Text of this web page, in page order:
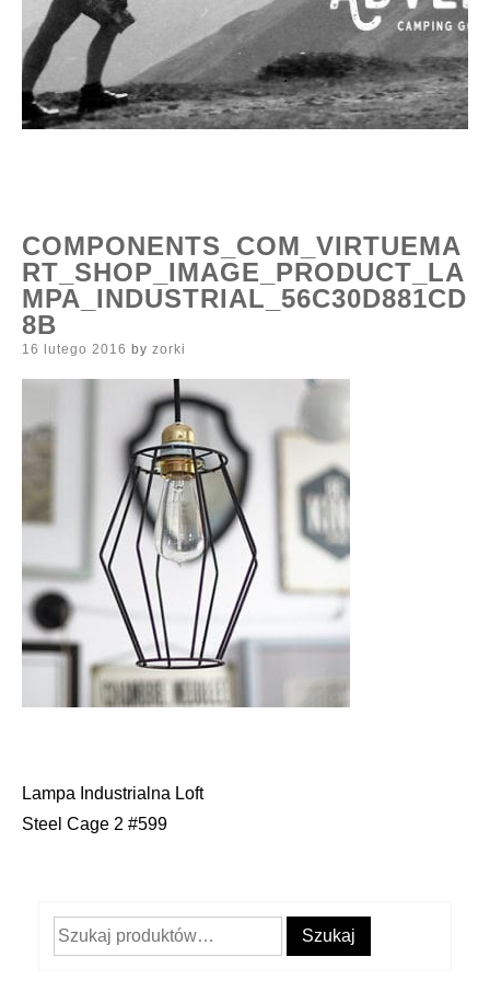
COMPONENTS_COM_VIRTUEMA
RT_SHOP_IMAGE_PRODUCT_LA
MPA_INDUSTRIAL_56C30D881CD
8B
Posted
16 lutego 2016 by zorki
Nawigacja
Lampa Industrialna Loft
Steel Cage 2 #599
Szukaj: Szukaj